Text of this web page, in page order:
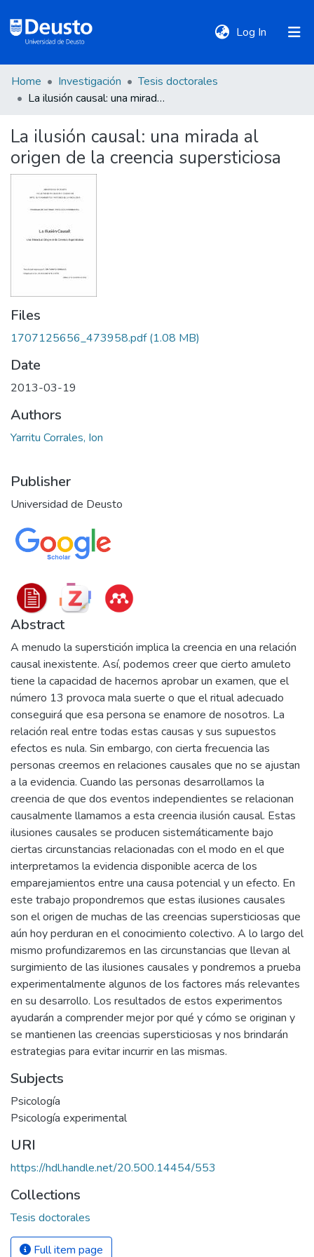
Log In (current)
DeustoTeka
Communities
&
Collections
All of DSpace
Statistics
Policies
Home Investigación
Tesis doctorales
La ilusión causal: una mirada al origen de la creencia supersticiosa
La ilusión causal: una mirada al
origen de la creencia supersticiosa
Files
1707125656_473958.pdf(1.08 MB)
Date
2013-03-19
Authors
Yarritu Corrales, Ion
Publisher
Universidad de Deusto
Abstract
A menudo la superstición implica la creencia en una relación
causal inexistente. Así, podemos creer que cierto amuleto
tiene la capacidad de hacernos aprobar un examen, que el
número 13 provoca mala suerte o que el ritual adecuado
conseguirá que esa persona se enamore de nosotros. La
relación real entre todas estas causas y sus supuestos
efectos es nula. Sin embargo, con cierta frecuencia las
personas creemos en relaciones causales que no se ajustan
a la evidencia. Cuando las personas desarrollamos la
creencia de que dos eventos independientes se relacionan
causalmente llamamos a esta creencia ilusión causal. Estas
ilusiones causales se producen sistemáticamente bajo
ciertas circunstancias relacionadas con el modo en el que
interpretamos la evidencia disponible acerca de los
emparejamientos entre una causa potencial y un efecto. En
este trabajo propondremos que estas ilusiones causales
son el origen de muchas de las creencias supersticiosas que
aún hoy perduran en el conocimiento colectivo. A lo largo del
mismo profundizaremos en las circunstancias que llevan al
surgimiento de las ilusiones causales y pondremos a prueba
experimentalmente algunos de los factores más relevantes
en su desarrollo. Los resultados de estos experimentos
ayudarán a comprender mejor por qué y cómo se originan y
se mantienen las creencias supersticiosas y nos brindarán
estrategias para evitar incurrir en las mismas.
Subjects
Psicología
Psicología experimental
URI
https://hdl.handle.net/20.500.14454/553
Collections
Tesis doctorales
Full item page